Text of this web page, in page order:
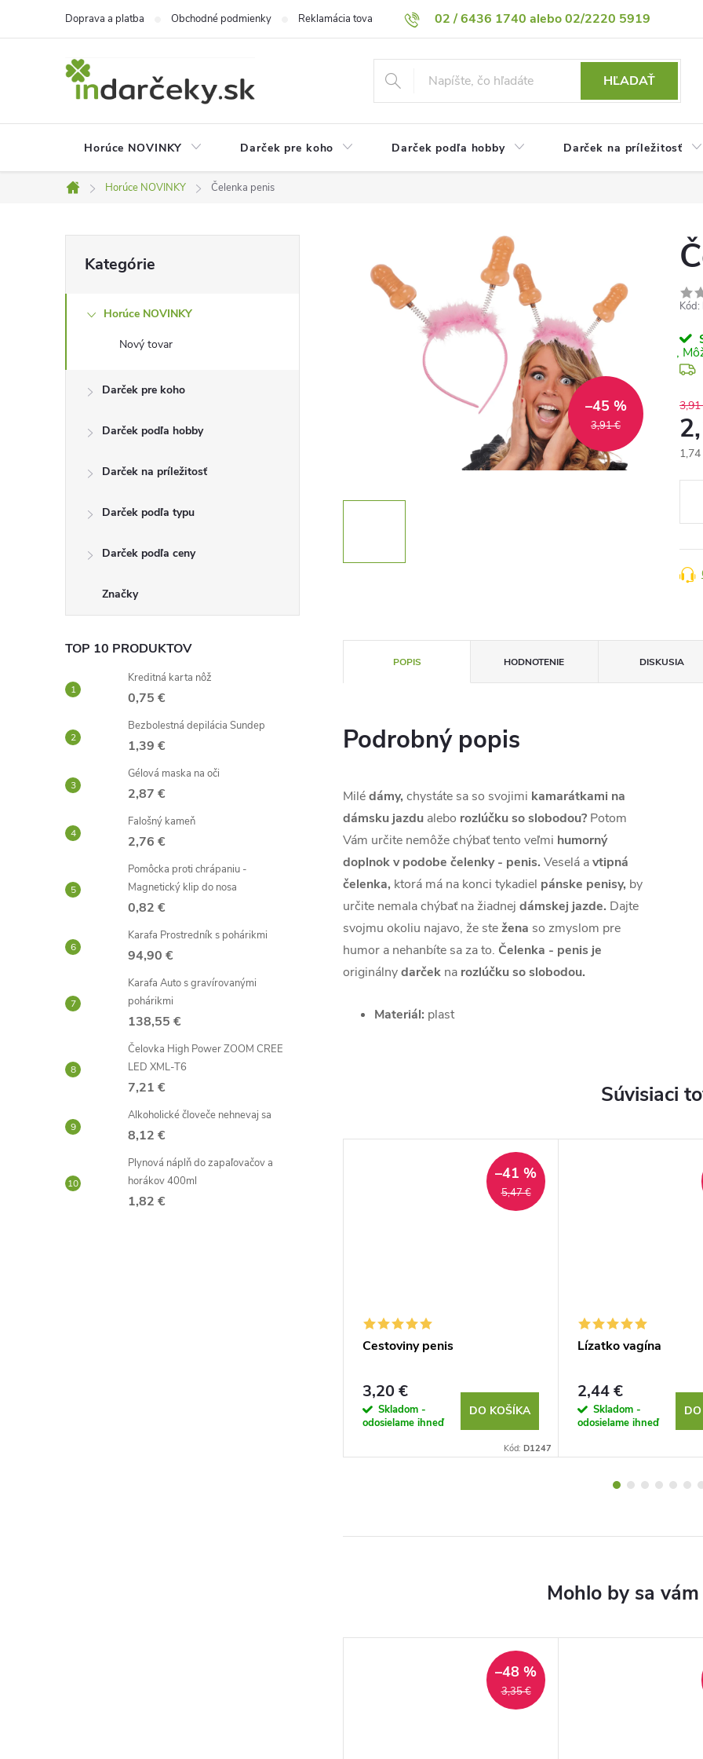
02 / 6436 1740 alebo 02/2220 5919
Doprava a platba Obchodné podmienky Reklamácia tovaru Vrátenie tovaru Podmienky ochrany osobných údajov
HĽADAŤ
Horúce NOVINKY Darček pre koho Darček podľa hobby Darček na príležitosť
Domov
Horúce NOVINKY Čelenka penis
o
n
l
kategórie
Kategórie
Horúce NOVINKY
Nový tovar
Darček pre koho
Darček podľa hobby
Darček na príležitosť
Darček podľa typu
Darček podľa ceny
Značky
TOP 10 PRODUKTOV
Kreditná karta nôž
0,75 €
Bezbolestná depilácia Sundep
1,39 €
Gélová maska ​​na oči
2,87 €
Falošný kameň
2,76 €
Pomôcka proti chrápaniu -
Magnetický klip do nosa
0,82 €
Karafa Prostredník s pohárikmi
94,90 €
Karafa Auto s gravírovanými
pohárikmi
138,55 €
Čelovka High Power ZOOM CREE
LED XML-T6
7,21 €
Alkoholické človeče nehnevaj sa
8,12 €
Plynová náplň do zapaľovačov a
horákov 400ml
1,82 €
3,91 €
–45 %
Kód:
POPIS HODNOTENIE DISKUSIA
Podrobný popis
Milédámy, chystáte sa so svojimi kamarátkami na
dámsku jazdu alebo rozlúčku so slobodou? Potom
Vám určite nemôže chýbať tento veľmi humorný
doplnok v podobe čelenky - penis. Veselá avtipná
čelenka, ktorá má na konci tykadiel pánske penisy, by
určite nemala chýbať na žiadnej dámskej jazde. Dajte
svojmu okoliu najavo, že stežena so zmyslom pre
humor a nehanbíte sa za to. Čelenka - penis je
originálnydarček na rozlúčku so slobodou.
Materiál: plast
Súvisiaci
6,80 €
–34 %
5,47 €
–41 %
Cestoviny penis
3,20 €
Skladom -
odosielame ihneď
DO KOŠÍKA
Kód: D1247
Lízatko vagína
2,44 €
Skladom -
odosielame ihneď
3,35 €
–48 %